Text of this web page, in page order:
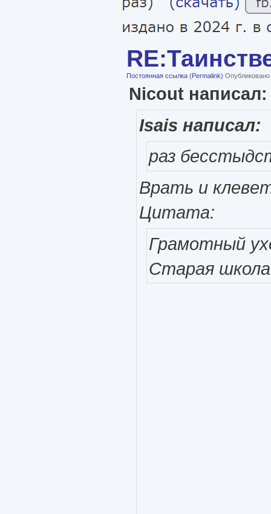
Постоянная ссылка (Permalink)
Nicout написал:
Isais написал:
раз
Врать и
Цитата:
Грамотный
Старая